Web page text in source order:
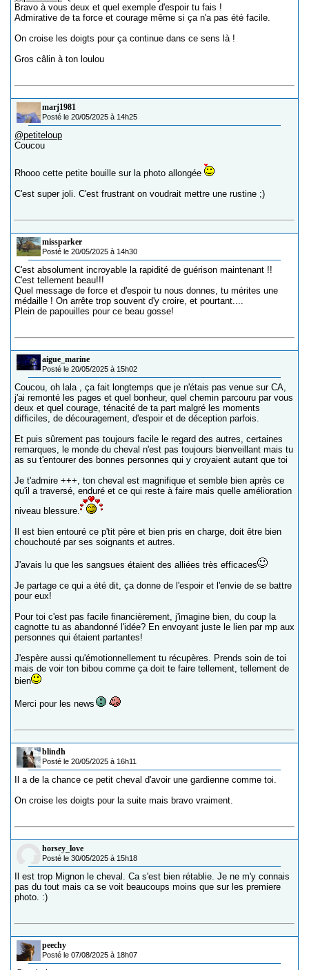
Bravo à vous deux et quel exemple d'espoir tu fais !
Admirative de ta force et courage même si ça n'a pas été facile.
On croise les doigts pour ça continue dans ce sens là !
Gros câlin à ton loulou
marj1981
Posté le 20/05/2025 à 14h25
@petiteloup
Coucou
Rhooo cette petite bouille sur la photo allongée
C'est super joli. C'est frustrant on voudrait mettre une rustine ;)
missparker
Posté le 20/05/2025 à 14h30
C'est absolument incroyable la rapidité de guérison maintenant !!
C'est tellement beau!!!
Quel message de force et d'espoir tu nous donnes, tu mérites une
médaille ! On arrête trop souvent d'y croire, et pourtant....
Plein de papouilles pour ce beau gosse!
aigue_marine
Posté le 20/05/2025 à 15h02
Coucou, oh lala , ça fait longtemps que je n'étais pas venue sur CA,
j'ai remonté les pages et quel bonheur, quel chemin parcouru par vous
deux et quel courage, ténacité de ta part malgré les moments
difficiles, de découragement, d'espoir et de déception parfois.
Et puis sûrement pas toujours facile le regard des autres, certaines
remarques, le monde du cheval n'est pas toujours bienveillant mais tu
as su t'entourer des bonnes personnes qui y croyaient autant que toi
Je t'admire +++, ton cheval est magnifique et semble bien après ce
qu'il a traversé, enduré et ce qui reste à faire mais quelle amélioration
niveau blessure.
Il est bien entouré ce p'tit père et bien pris en charge, doit être bien
chouchouté par ses soignants et autres.
J'avais lu que les sangsues étaient des alliées très efficaces
Je partage ce qui a été dit, ça donne de l'espoir et l'envie de se battre
pour eux!
Pour toi c'est pas facile financièrement, j'imagine bien, du coup la
cagnotte tu as abandonné l'idée? En envoyant juste le lien par mp aux
personnes qui étaient partantes!
J'espère aussi qu'émotionnellement tu récupères. Prends soin de toi
mais de voir ton bibou comme ça doit te faire tellement, tellement de
bien
Merci pour les news
blindh
Posté le 20/05/2025 à 16h11
Il a de la chance ce petit cheval d'avoir une gardienne comme toi.
On croise les doigts pour la suite mais bravo vraiment.
horsey_love
Posté le 30/05/2025 à 15h18
Il est trop Mignon le cheval. Ca s'est bien rétablie. Je ne m'y connais
pas du tout mais ca se voit beaucoups moins que sur les premiere
photo. :)
peechy
Posté le 07/08/2025 à 18h07